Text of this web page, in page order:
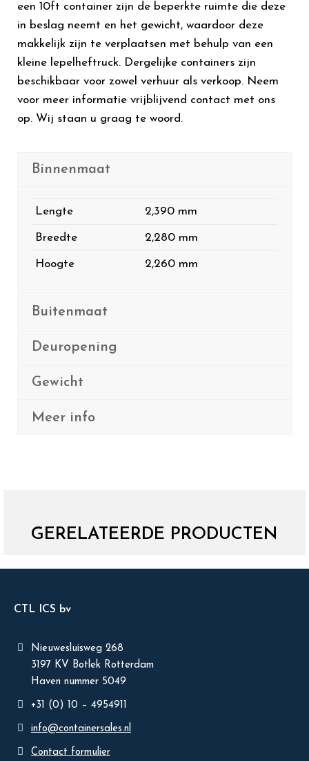
een 10ft container zijn de beperkte ruimte die deze
in beslag neemt en het gewicht, waardoor deze
makkelijk zijn te verplaatsen met behulp van een
kleine lepelheftruck. Dergelijke containers zijn
beschikbaar voor zowel verhuur als verkoop. Neem
voor meer informatie vrijblijvend contact met ons
op. Wij staan u graag te woord.
Binnenmaat
Lengte 2,390 mm
Breedte 2,280 mm
Hoogte 2,260 mm
Buitenmaat
Deuropening
Gewicht
Meer info
GERELATEERDE PRODUCTEN
CTL ICS bv
Nieuwesluisweg 268
3197 KV Botlek Rotterdam
Haven nummer 5049
+31 (0) 10 – 4954911
info@containersales.nl
Contact formulier